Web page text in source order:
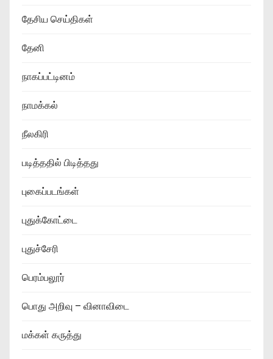
தேசிய செய்திகள்
தேனி
நாகப்பட்டினம்
நாமக்கல்
நீலகிரி
படித்ததில் பிடித்தது
புகைப்படங்கள்
புதுக்கோட்டை
புதுச்சேரி
பெரம்பலூர்
பொது அறிவு – வினாவிடை
மக்கள் கருத்து